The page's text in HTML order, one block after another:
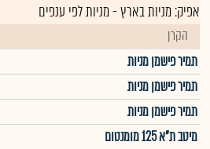
אפיק:מניות בארץ-מניות לפי ענפים
הקרן
תמיר פישמן מניות
תמיר פישמן מניות
תמיר פישמן מניות
מיטב ת"א 125 מומנטום